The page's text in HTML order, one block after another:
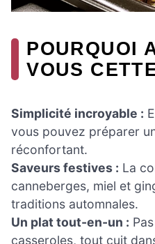
POURQUOI
VOUS
Simplicité incroyable :
vous pouvez préparer
réconfortant.
Saveurs festives : La
canneberges, miel et
traditions automnales.
Un plat tout-en-un :
casseroles, tout cuit